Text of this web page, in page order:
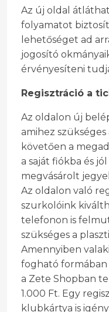
Az új oldal
folyamatot
lehetőséget ad
jogosító
érvényesíteni
Regisztráció a
Az oldalon új
amihez szükséges
követően a
a saját fiókba és
megvásárolt
Az oldalon való
szurkolóink
telefonon is
szükséges a
Amennyiben
fogható formában
a Zete Shopban
1.000 Ft. Egy
klubkártya is